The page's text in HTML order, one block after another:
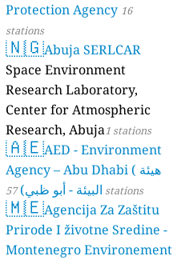
Protection Agency 16
stations
🇳🇬Abuja SERLCAR
Space Environment
Research Laboratory,
Center for Atmospheric
Research, Abuja1 stations
🇦🇪AED - Environment
Agency – Abu Dhabi ( هيئة
البيئة - أبو ظبي) 57 stations
🇲🇪Agencija Za Zaštitu
Prirode I životne Sredine -
Montenegro Environement